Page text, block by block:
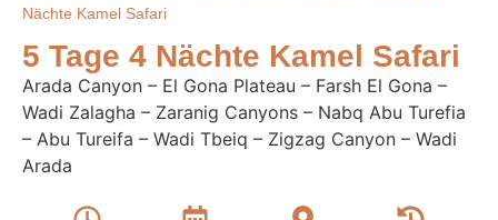
Nächte Kamel Safari
5 Tage 4 Nächte Kamel Safari
Arada Canyon – El Gona Plateau – Farsh El Gona –
Wadi Zalagha – Zaranig Canyons – Nabq Abu Turefia
– Abu Tureifa – Wadi Tbeiq – Zigzag Canyon – Wadi
Arada